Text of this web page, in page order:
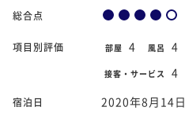
総合点
項目別評価 部屋 4 風呂 4
接客・サービス 4
宿泊日 2020年8月14日